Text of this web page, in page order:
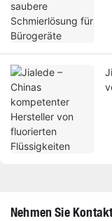
Nehmen Sie